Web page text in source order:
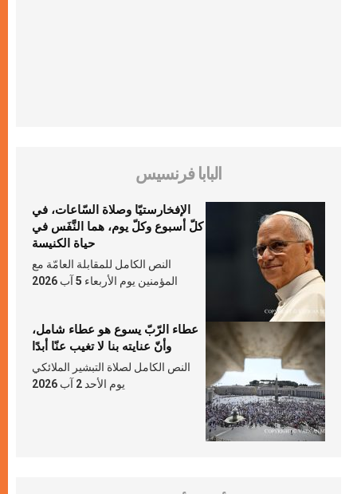
البابا فرنسيس
الإفخارستيّا وصلاة السّاعات، في
كلّ أسبوع وكلّ يوم، هما النَّفَس في
حياة الكنيسة
النص الكامل للمقابلة العامّة مع
المؤمنين يوم الأربعاء 5 آب 2026
عطاء الرّبّ يسوع هو عطاء شامل،
وأنّ عنايته بنا لا تغيب عنّا أبدًا
النص الكامل لصلاة التبشير الملائكي
يوم الأحد 2 آب 2026